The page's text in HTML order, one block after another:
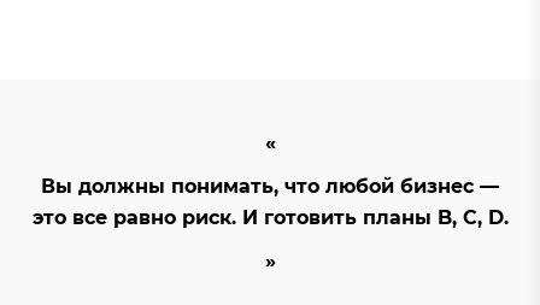
Вы должны понимать, что любой бизнес —
это все равно риск. И готовить планы B, C, D.